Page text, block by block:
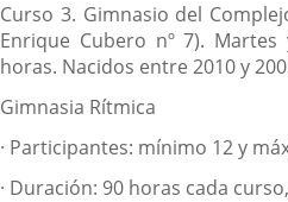
Curso 3. Gimnasio del
Enrique Cubero nº 7).
horas. Nacidos entre 2010 y
Gimnasia Rítmica
· Participantes: mínimo 12 y
· Duración: 90 horas cada